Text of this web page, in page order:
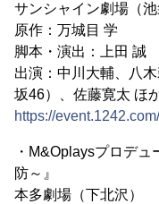
サンシャイン劇場（池
原作：万城目 学
脚本・演出：上田 誠
出演：中川大輔、八
坂46）、佐藤寛太 ほ
https://
・M&Oplaysプロデ
防～』
本多劇場（下北沢）